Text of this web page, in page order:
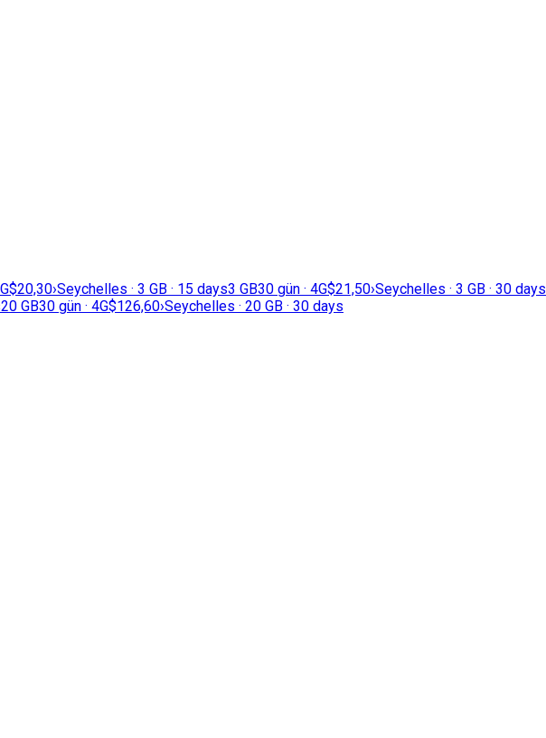
$20,30›Seychelles · 3 GB · 15 days3 GB30 gün · 4G$21,50›Seychelles · 3 GB · 30 days
20 GB30 gün · 4G$126,60›Seychelles · 20 GB · 30 days